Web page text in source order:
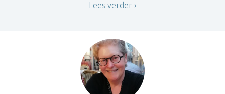
Lees verder